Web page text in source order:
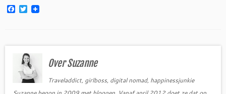
F
o
T
w
e
r
Over Suzanne
Traveladdict, girlboss, digital nomad, happinessjunkie